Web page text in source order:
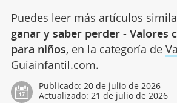
Puedes leer más artículos
ganar y saber perder - Valores
para niños, en la categoría de
Guiainfantil.com.
Publicado: 20 de julio de 2026
Actualizado: 21 de julio de 2026